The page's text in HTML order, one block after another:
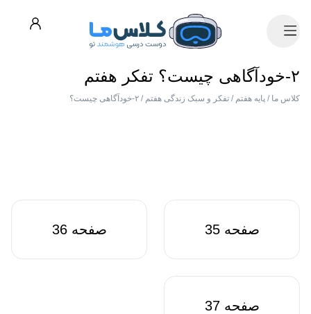
۲-خودآگاهی چیست؟ تفکر هفتم
کلاس ما / پایه هفتم / تفکر و سبک زندگی هفتم / ۲-خودآگاهی چیست؟
صفحه 35 صفحه 36
صفحه 37